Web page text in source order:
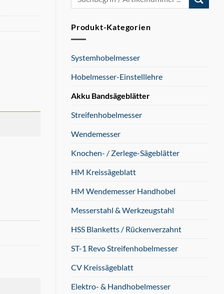
nach:
Produkt-Kategorien
Systemhobelmesser
Hobelmesser-Einstelllehre
Akku Bandsägeblätter
Streifenhobelmesser
Wendemesser
Knochen- / Zerlege-Sägeblätter
HM Kreissägeblatt
HM Wendemesser Handhobel
Messerstahl & Werkzeugstahl
HSS Blanketts / Rückenverzahnt
ST-1 Revo Streifenhobelmesser
CV Kreissägeblatt
Elektro- & Handhobelmesser